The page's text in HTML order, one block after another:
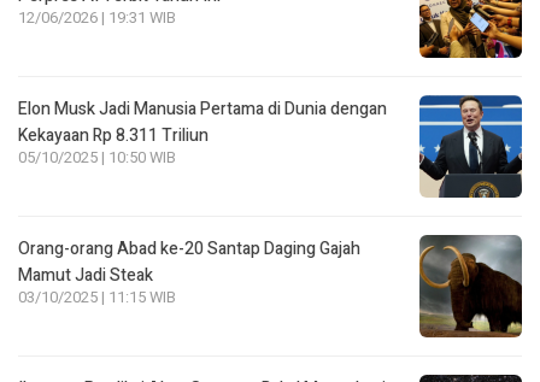
12/06/2026 | 19:31 WIB
Elon Musk Jadi Manusia Pertama di Dunia dengan
Kekayaan Rp 8.311 Triliun
05/10/2025 | 10:50 WIB
Orang-orang Abad ke-20 Santap Daging Gajah
Mamut Jadi Steak
03/10/2025 | 11:15 WIB